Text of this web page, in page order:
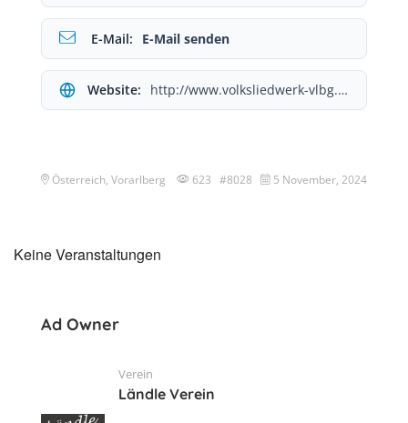
E-Mail: E-Mail senden
Website: http://www.volksliedwerk-vlbg.at/
Österreich, Vorarlberg 623 #8028 5 November, 2024
Keine Veranstaltungen
Ad Owner
Verein
Ländle Verein